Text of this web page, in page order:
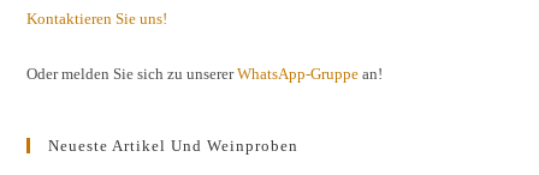
Kontaktieren Sie uns!
Oder melden Sie sich zu unsererWhatsApp-Gruppe an!
Neueste Artikel Und Weinproben